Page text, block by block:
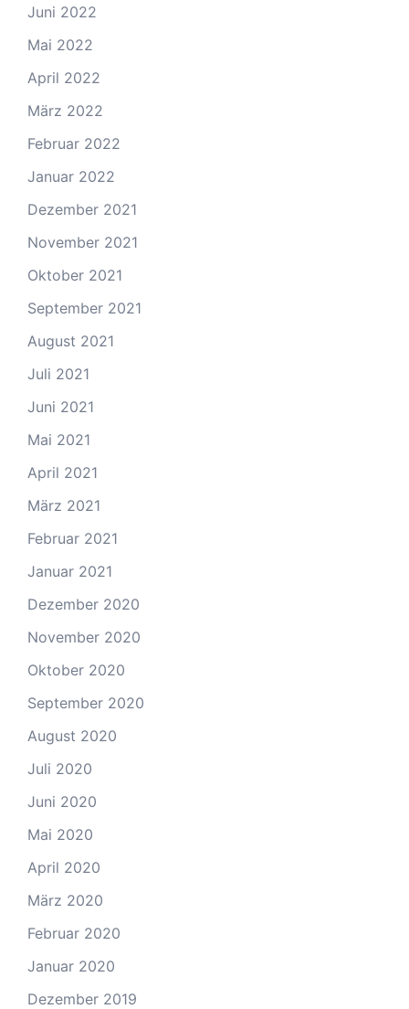
Juni 2022
Mai 2022
April 2022
März 2022
Februar 2022
Januar 2022
Dezember 2021
November 2021
Oktober 2021
September 2021
August 2021
Juli 2021
Juni 2021
Mai 2021
April 2021
März 2021
Februar 2021
Januar 2021
Dezember 2020
November 2020
Oktober 2020
September 2020
August 2020
Juli 2020
Juni 2020
Mai 2020
April 2020
März 2020
Februar 2020
Januar 2020
Dezember 2019